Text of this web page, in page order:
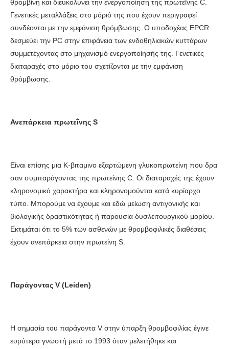
θρομβίνη και διευκολύνει την ενεργοποίηση της πρωτεΐνης C.
Γενετικές μεταλλάξεις στο μόριό της που έχουν περιγραφεί
συνδέονται με την εμφάνιση θρόμβωσης. Ο υποδοχέας EPCR
δεσμεύει την PC στην επιφάνεια των ενδοθηλιακών κυττάρων
συμμετέχοντας στο μηχανισμό ενεργοποίησής της. Γενετικές
διαταραχές στο μόριο του σχετίζονται με την εμφάνιση
θρόμβωσης.
Ανεπάρκεια πρωτεΐνης S
Είναι επίσης μια Κ-βιταμινο εξαρτώμενη γλυκοπρωτείνη που δρα
σαν συμπαράγοντας της πρωτεΐνης C. Οι διαταραχές της έχουν
κληρονομικό χαρακτήρα και κληρονομούνται κατά κυρίαρχο
τύπο. Μπορούμε να έχουμε και εδώ μείωση αντιγονικής και
βιολογικής δραστικότητας ή παρουσία δυσλειτουργικού μορίου.
Εκτιμάται ότι το 5% των ασθενών με θρομβοφιλικές διαθέσεις
έχουν ανεπάρκεια στην πρωτεΐνη S.
Παράγοντας V (Leiden)
Η σημασία του παράγοντα V στην ύπαρξη θρομβοφιλίας έγινε
ευρύτερα γνωστή μετά το 1993 όταν μελετήθηκε και